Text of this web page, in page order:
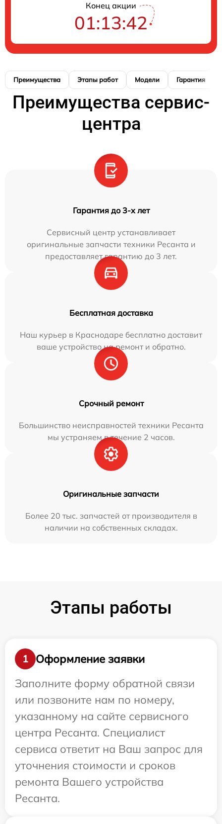
Конец акции
01:13:40
Преимущества Этапы работ Модели Гарантия
Преимущества сервис-
центра
Гарантия до 3-х лет
Сервисный центр устанавливает
оригинальные запчасти техники Ресанта и
предоставляет гарантию до 3 лет.
Бесплатная доставка
Наш курьер в Краснодаре бесплатно доставит
ваше устройство на ремонт и обратно.
Срочный ремонт
Большинство неисправностей техники Ресанта
мы устраняем в течение 2 часов.
Оригинальные запчасти
Более 20 тыс. запчастей от производителя в
наличии на собственных складах.
Этапы работы
1
Оформление заявки
Заполните форму обратной связи
или позвоните нам по номеру,
указанному на сайте сервисного
центра Ресанта. Специалист
сервиса ответит на Ваш запрос для
уточнения стоимости и сроков
ремонта Вашего устройства
Ресанта.